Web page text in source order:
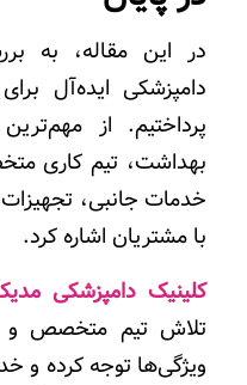
در این مقاله، به
دامپزشکی ایده‌آل
پرداختیم. از
بهداشت، تیم کاری
خدمات جانبی، تجهیزات
با مشتریان اشاره کرد.
کلینیک دامپزشکی
تلاش تیم متخصص و
ویژگی‌ها توجه کرده و